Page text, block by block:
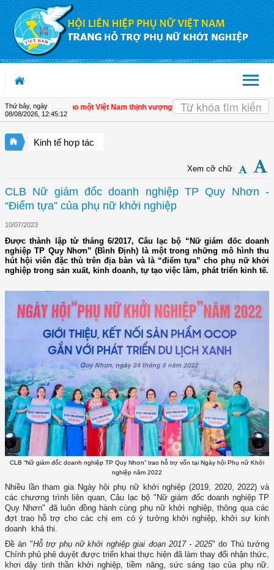
Truy cập nội dung luôn
Thứ bảy, ngày
08/08/2026 12:45:13
- Đòn bẩy cho một Việt Nam thịnh vượng | Hội LHPN tỉnh Kiên Giang biểu
Kinh tế hợp tác
Xem cỡ chữ
CLB Nữ giám đốc doanh nghiệp TP Quy Nhơn -
“Điểm tựa” của phụ nữ khởi nghiệp
10/07/2023
Được thành lập từ tháng 6/2017, Câu lạc bộ “Nữ giám đốc doanh
nghiệp TP Quy Nhơn” (Bình Định) là một trong những mô hình thu
hút hội viên đặc thù trên địa bàn và là “điểm tựa” cho phụ nữ khởi
nghiệp trong sản xuất, kinh doanh, tự tạo việc làm, phát triển kinh tế.
CLB “Nữ giám đốc doanh nghiệp TP Quy Nhơn” trao hỗ trợ vốn tại Ngày hội Phụ nữ Khởi
nghiệp năm 2022
Nhiều lần tham gia Ngày hội phụ nữ khởi nghiệp (2019, 2020, 2022) và
các chương trình liên quan, Câu lạc bộ "Nữ giám đốc doanh nghiệp TP
Quy Nhơn" đã luôn đồng hành cùng phụ nữ khởi nghiệp, thông qua các
đợt trao hỗ trợ cho các chị em có ý tưởng khởi nghiệp, khởi sự kinh
doanh khả thi.
Đề án "Hỗ trợ phụ nữ khởi nghiệp giai đoạn 2017 - 2025" do Thủ tướng
Chính phủ phê duyệt được triển khai thực hiện đã làm thay đổi nhận thức,
khơi dậy tinh thần khởi nghiệp, tiềm năng, sức sáng tạo của phụ nữ.